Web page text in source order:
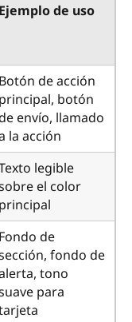
Ejemplo de uso
Botón de acción
principal, botón
envío, llamado
la acción
legible
el color
principal
Fondo de
fondo de
tono
para